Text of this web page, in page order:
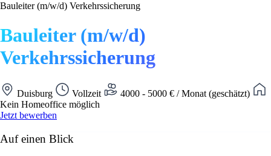
Bauleiter (m/w/d) Verkehrssicherung
Bauleiter (m/w/d)
Verkehrssicherung
Duisburg Vollzeit
4000 - 5000 € / Monat (geschätzt)
Kein Homeoffice möglich
Jetzt bewerben
Auf einen Blick